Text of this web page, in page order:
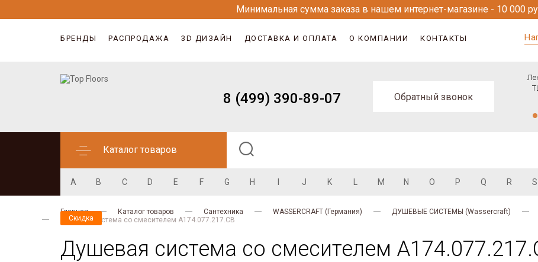
Минимальная сумма заказа в нашем интернет-магазине - 10 000
БРЕНДЫ РАСПРОДАЖА 3D ДИЗАЙН ДОСТАВКА И ОПЛАТА О КОМПАНИИ КОНТАКТЫ
8 (499) 390-89-07 Обратный звонок
Каталог товаров
A B C D E F G H J K M N O P Q R S
Главная Каталог товаров Сантехника WASSERCRAFT (Германия) ДУШЕВЫЕ СИСТЕМЫ (Wassercraft)
Душевая система со смесителем A174.077.217.CB
Душевая система со смесителем
Скидка
Скидка